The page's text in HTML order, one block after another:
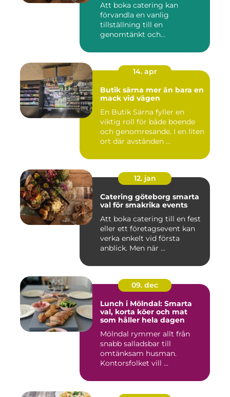
Att boka catering kan
förvandla en vanlig
tillställning till en
genomtänkt och
14. apr
Butik särna mer än bara en
mack vid vägen
En Butik Särna fyller en
viktig roll för både boende
och genomresande. I en liten
ort där avstånden ...
12. jan
Catering göteborg smarta
val för smakrika events
Att boka catering till en fest
eller ett företagsevent kan
verka enkelt vid första
anblick. Men när ...
09. dec
Lunch i Mölndal: Smarta
val, korta köer och mat
som håller hela dagen
Mölndal rymmer allt från
snabb salladsbar till
omtänksam husman.
Kontorsfolket vill ...